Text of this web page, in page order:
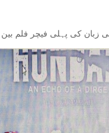
زبان کی پہلی فیچر فلم بین